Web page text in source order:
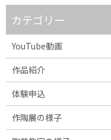
カテゴリー
YouTube動画
作品紹介
体験申込
作陶展の様子